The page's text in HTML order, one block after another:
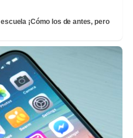
¡Cómo los de antes, pero